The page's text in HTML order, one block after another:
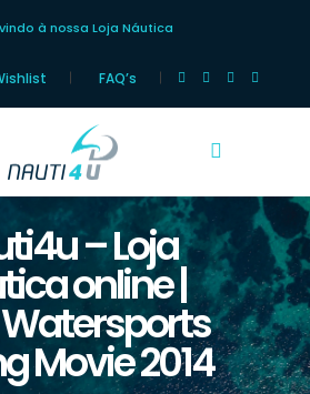
à nossa Loja Náutica
FAQ’s
– Loja
online |
Watersports
Movie 2014